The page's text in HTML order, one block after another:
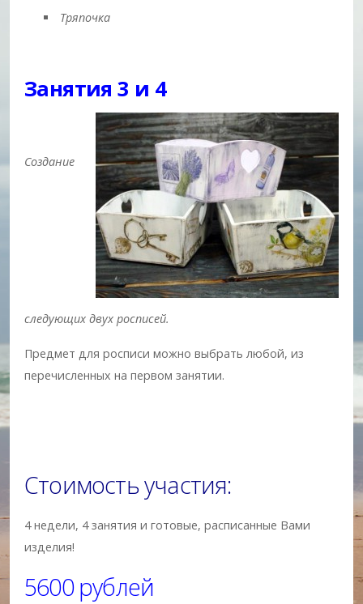
Тряпочка
Занятия 3 и 4
Создание
следующих двух росписей.
Предмет для росписи можно выбрать любой, из
перечисленных на первом занятии.
Стоимость участия:
4 недели, 4 занятия и готовые, расписанные Вами
изделия!
5600 рублей